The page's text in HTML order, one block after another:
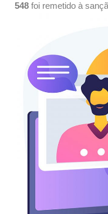
548 foi remetido à